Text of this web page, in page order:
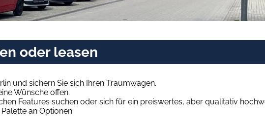
oder leasen
und sichern Sie sich Ihren Traumwagen.
Wünsche offen.
Features suchen oder sich für ein preiswertes, aber qualitativ
an Optionen.